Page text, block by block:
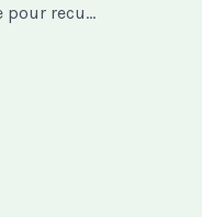
Les systèmes à mettre en place pour recueillir et stocker efficacement les eaux de pluie